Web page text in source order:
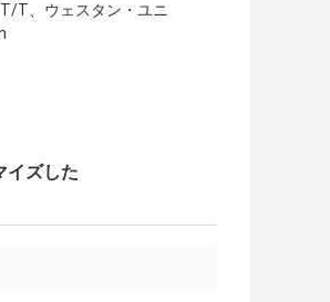
T、ウェスタン・ユニ
イズした